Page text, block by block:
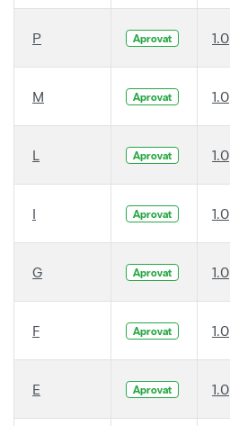
P Aprovat 1.0
M Aprovat 1.0
L Aprovat 1.0
I Aprovat 1.0
G Aprovat 1.0
F Aprovat 1.0
E Aprovat 1.0